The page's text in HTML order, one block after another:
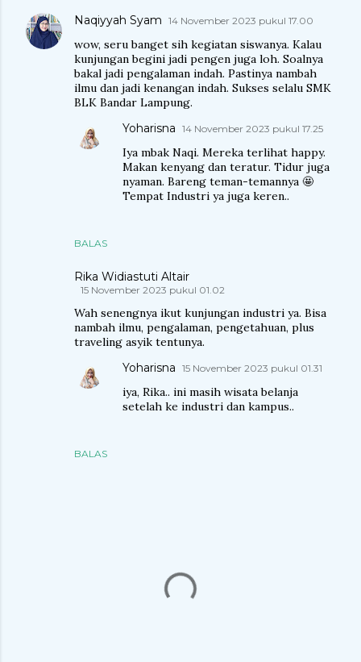
Naqiyyah Syam 14 November 2023 pukul 17.00
wow, seru banget sih kegiatan siswanya. Kalau
kunjungan begini jadi pengen juga loh. Soalnya
bakal jadi pengalaman indah. Pastinya nambah
ilmu dan jadi kenangan indah. Sukses selalu SMK
BLK Bandar Lampung.
BALAS
Yoharisna 14 November 2023 pukul 17.25
Iya mbak Naqi. Mereka terlihat happy.
Makan kenyang dan teratur. Tidur juga
nyaman. Bareng teman-temannya 🤩
Tempat Industri ya juga keren..
Rika Widiastuti Altair
15 November 2023 pukul 01.02
Wah senengnya ikut kunjungan industri ya. Bisa
nambah ilmu, pengalaman, pengetahuan, plus
traveling asyik tentunya.
BALAS
Yoharisna 15 November 2023 pukul 01.31
iya, Rika.. ini masih wisata belanja
setelah ke industri dan kampus..